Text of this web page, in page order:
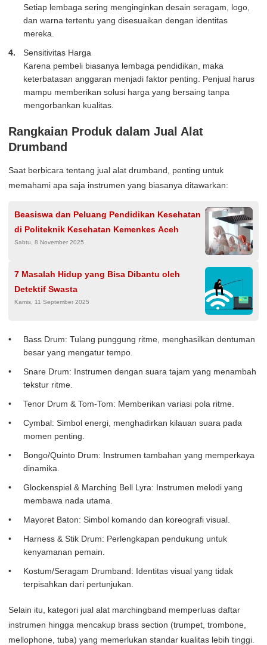
Setiap lembaga sering menginginkan desain seragam, logo,
dan warna tertentu yang disesuaikan dengan identitas
mereka.
Sensitivitas Harga
Karena pembeli biasanya lembaga pendidikan, maka
keterbatasan anggaran menjadi faktor penting. Penjual harus
mampu memberikan solusi harga yang bersaing tanpa
mengorbankan kualitas.
Rangkaian Produk dalam Jual Alat
Drumband
Saat berbicara tentang jual alat drumband, penting untuk
memahami apa saja instrumen yang biasanya ditawarkan:
Beasiswa dan Peluang Pendidikan Kesehatan
di Politeknik Kesehatan Kemenkes Aceh
Sabtu, 8 November 2025
7 Masalah Hidup yang Bisa Dibantu oleh
Detektif Swasta
Kamis, 11 September 2025
Bass Drum: Tulang punggung ritme, menghasilkan dentuman
besar yang mengatur tempo.
Snare Drum: Instrumen dengan suara tajam yang menambah
tekstur ritme.
Tenor Drum & Tom-Tom: Memberikan variasi pola ritme.
Cymbal: Simbol energi, menghadirkan kilauan suara pada
momen penting.
Bongo/Quinto Drum: Instrumen tambahan yang memperkaya
dinamika.
Glockenspiel & Marching Bell Lyra: Instrumen melodi yang
membawa nada utama.
Mayoret Baton: Simbol komando dan koreografi visual.
Harness & Stik Drum: Perlengkapan pendukung untuk
kenyamanan pemain.
Kostum/Seragam Drumband: Identitas visual yang tidak
terpisahkan dari pertunjukan.
Selain itu, kategori jual alat marchingband memperluas daftar
instrumen hingga mencakup brass section (trumpet, trombone,
mellophone, tuba) yang memerlukan standar kualitas lebih tinggi.